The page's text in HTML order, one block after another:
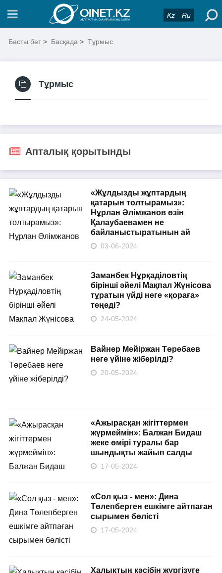
Kz Ru
Басты бет > Басқада > Тұрмыс
Тұрмыс
Апталық қорытынды
«Жұлдызды жұптардың
қатарын толтырамыз»:
Нұрлан Әлімжанов өзін
Қалаубаевамен не
байланыстыратынын ай
03-06-2024
Заманбек Нұрқаділовтің
бірінші әйелі Мақпал Жүнісова
тұратын үйді неге «қораға»
теңеді?
24-05-2024
Вайнер Мейіржан Төребаев
неге үйіне жіберілді?
20-05-2024
«Ажырасқан жігіттермен
жүрмеймін»: Балжан Бидаш
жеке өмірі туралы бар
шындықты жайып салды
17-05-2024
«Сол қыз - мен»: Дина
Төлепберген ешкімге айтпаған
сырымен бөлісті
17-05-2024
Халықтың кәсібін жүргізуге